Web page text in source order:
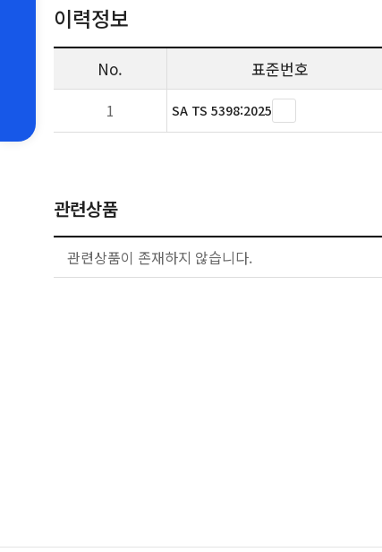
이력정보
No. 표준번호
1 SA TS 5398:2025
관련상품
관련상품이 존재하지 않습니다.